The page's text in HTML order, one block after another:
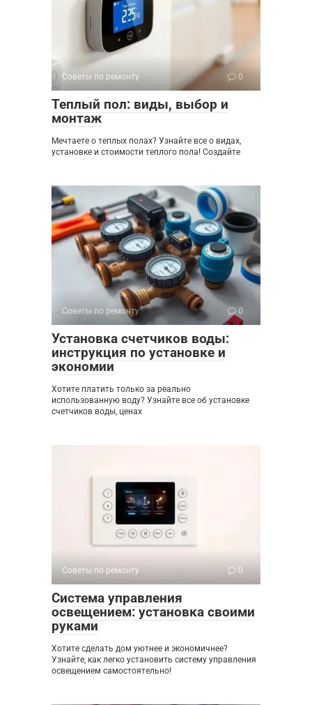
Советы по ремонту 0
Теплый пол: виды, выбор и
монтаж
Мечтаете о теплых полах? Узнайте все о видах,
установке и стоимости теплого пола! Создайте
Советы по ремонту 0
Установка счетчиков воды:
инструкция по установке и
экономии
Хотите платить только за реально
использованную воду? Узнайте все об установке
счетчиков воды, ценах
Советы по ремонту 0
Система управления
освещением: установка своими
руками
Хотите сделать дом уютнее и экономичнее?
Узнайте, как легко установить систему управления
освещением самостоятельно!